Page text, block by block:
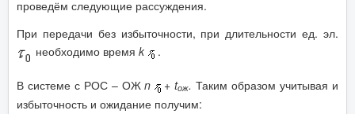
проведём следующие рассуждения.
При передачи без избыточности, при длительности ед. эл.
необходимо время k .
В системе с РОС – ОЖn + tож.Таким образом учитывая и
избыточность и ожидание получим: